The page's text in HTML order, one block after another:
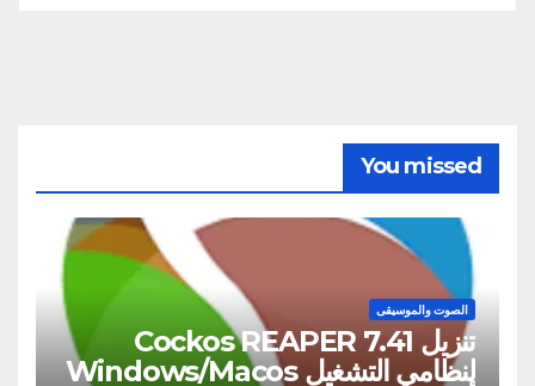
You missed
الصوت والموسيقى
تنزيل Cockos REAPER 7.41
لنظامي التشغيل Windows/Macos